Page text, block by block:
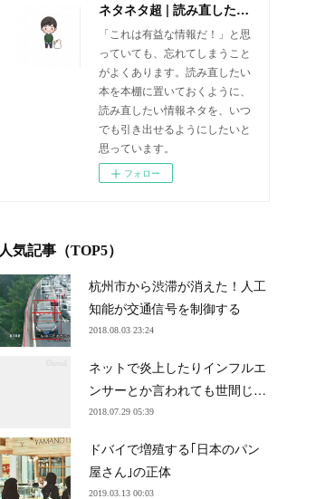
ネタネタ超 | 読み直したい情報をいつまでも
「これは有益な情報だ！」と思
っていても、忘れてしまうこと
がよくあります。読み直したい
本を本棚に置いておくように、
読み直したい情報ネタを、いつ
でも引き出せるようにしたいと
思っています。
フォロー
人気記事（TOP5）
杭州市から渋滞が消えた！人工
知能が交通信号を制御する
2018.08.03 23:24
ネットで炎上したりインフルエ
ンサーとか言われても世間じ…
2018.07.29 05:39
ドバイで増殖する｢日本のパン
屋さん｣の正体
2019.03.13 00:03